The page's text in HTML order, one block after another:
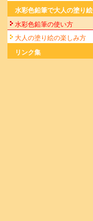
水彩色鉛筆で大人の塗り絵
水彩色鉛筆の使い方
大人の塗り絵の楽しみ方
リンク集